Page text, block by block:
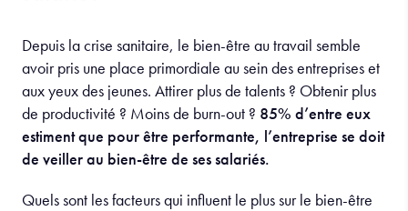
Depuis la crise sanitaire, le bien-être au travail semble
avoir pris une place primordiale au sein des entreprises et
aux yeux des jeunes. Attirer plus de talents ? Obtenir plus
de productivité ? Moins de burn-out ? 85% d’entre eux
estiment que pour être performante, l’entreprise se doit
de veiller au bien-être de ses salariés.
Quels sont les facteurs qui influent le plus sur le bien-être